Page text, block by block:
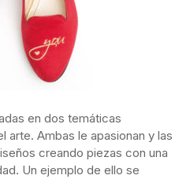
en dos temáticas
arte. Ambas le apasionan y las
creando piezas con una
Un ejemplo de ello se